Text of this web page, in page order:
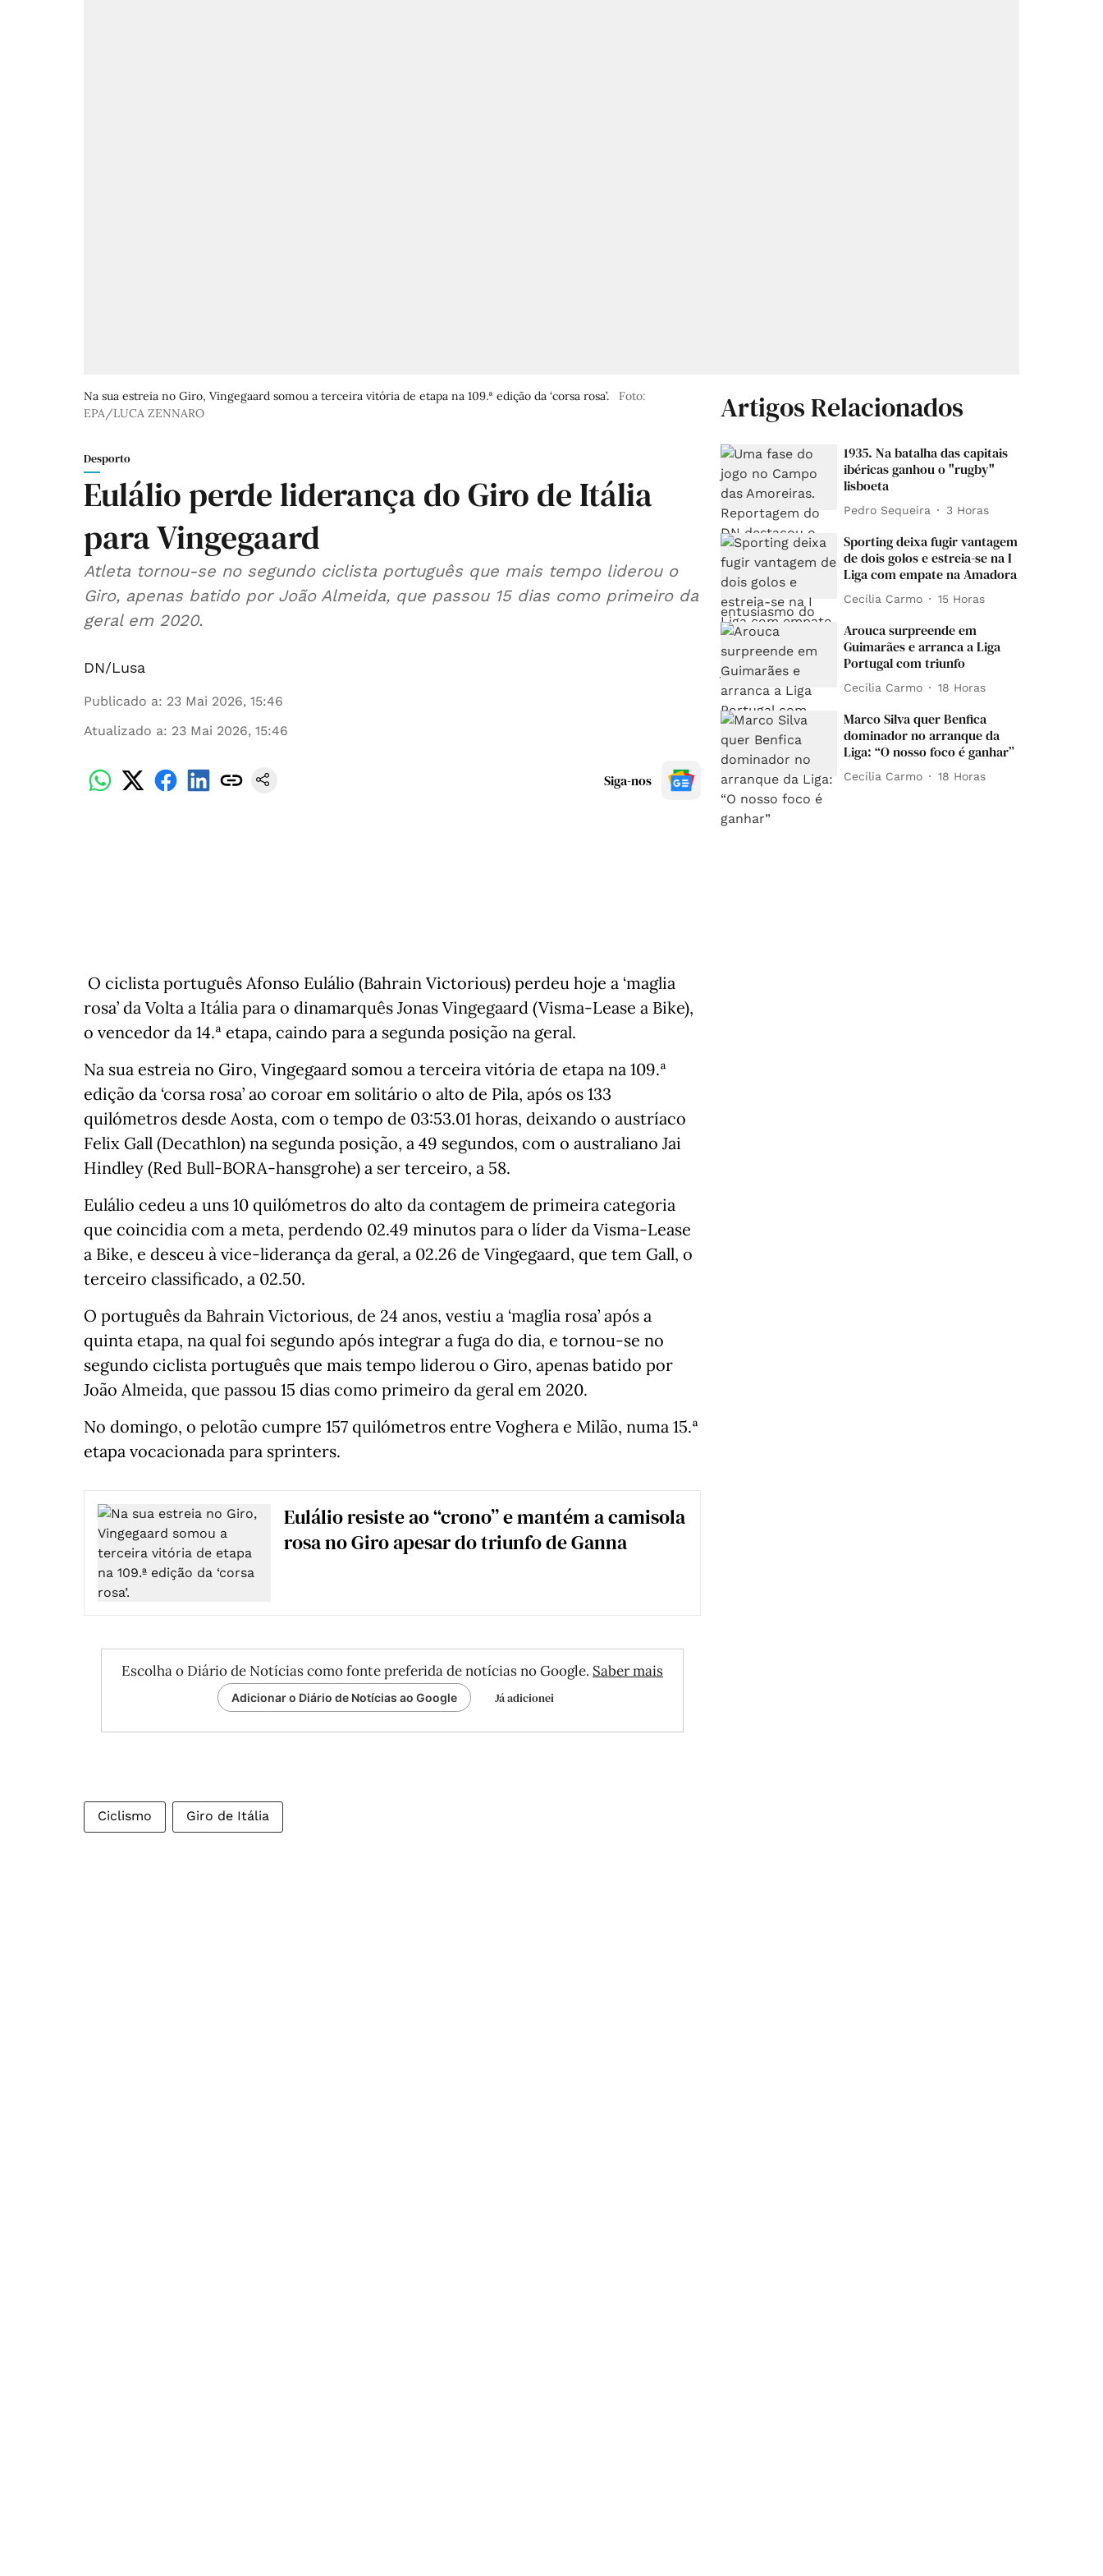
Na sua estreia no Giro, Vingegaard somou a terceira vitória de etapa na 109.ª edição da ‘corsa rosa’.
Foto:
EPA/LUCA ZENNARO
Desporto
Eulálio perde liderança do Giro de Itália
para Vingegaard
Atleta tornou-se no segundo ciclista português que mais tempo liderou o
Giro, apenas batido por João Almeida, que passou 15 dias como primeiro da
geral em 2020.
DN/Lusa
Publicado a: 23 Mai 2026, 15:46
Atualizado a: 23 Mai 2026, 15:46
Siga-nos
O ciclista português Afonso Eulálio (Bahrain Victorious) perdeu hoje a ‘maglia
rosa’ da Volta a Itália para o dinamarquês Jonas Vingegaard (Visma-Lease a Bike),
o vencedor da 14.ª etapa, caindo para a segunda posição na geral.
Na sua estreia no Giro, Vingegaard somou a terceira vitória de etapa na 109.ª
edição da ‘corsa rosa’ ao coroar em solitário o alto de Pila, após os 133
quilómetros desde Aosta, com o tempo de 03:53.01 horas, deixando o austríaco
Felix Gall (Decathlon) na segunda posição, a 49 segundos, com o australiano Jai
Hindley (Red Bull-BORA-hansgrohe) a ser terceiro, a 58.
Eulálio cedeu a uns 10 quilómetros do alto da contagem de primeira categoria
que coincidia com a meta, perdendo 02.49 minutos para o líder da Visma-Lease
a Bike, e desceu à vice-liderança da geral, a 02.26 de Vingegaard, que tem Gall, o
terceiro classificado, a 02.50.
O português da Bahrain Victorious, de 24 anos, vestiu a ‘maglia rosa’ após a
quinta etapa, na qual foi segundo após integrar a fuga do dia, e tornou-se no
segundo ciclista português que mais tempo liderou o Giro, apenas batido por
João Almeida, que passou 15 dias como primeiro da geral em 2020.
No domingo, o pelotão cumpre 157 quilómetros entre Voghera e Milão, numa 15.ª
etapa vocacionada para sprinters.
Eulálio resiste ao “crono” e mantém a camisola
rosa no Giro apesar do triunfo de Ganna
Escolha o Diário de Notícias como fonte preferida de notícias no Google. Saber mais
Adicionar o Diário de Notícias ao Google Já adicionei
Ciclismo Giro de Itália
Artigos Relacionados
1935. Na batalha das capitais
ibéricas ganhou o "rugby"
lisboeta
Pedro Sequeira 3 Horas
Sporting deixa fugir vantagem
de dois golos e estreia-se na I
Liga com empate na Amadora
Cecília Carmo 15 Horas
Arouca surpreende em
Guimarães e arranca a Liga
Portugal com triunfo
Cecília Carmo 18 Horas
Marco Silva quer Benfica
dominador no arranque da
Liga: “O nosso foco é ganhar”
Cecília Carmo 18 Horas